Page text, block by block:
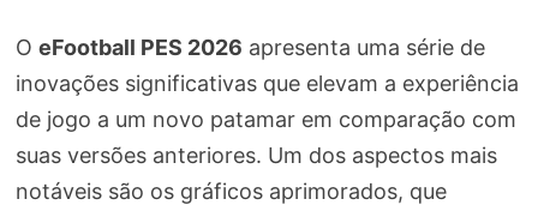
O eFootball PES 2026 apresenta uma série de
inovações significativas que elevam a experiência
de jogo a um novo patamar em comparação com
suas versões anteriores. Um dos aspectos mais
notáveis são os gráficos aprimorados, que